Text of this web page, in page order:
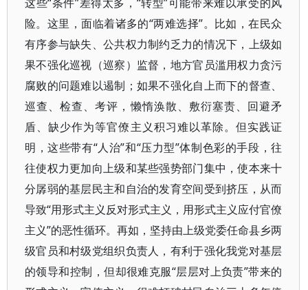
险。这里，面临着诸多的“两难选择”。比如，在民众
有序参与缺失、公共权力制约乏力的情况下，上级如
果不强化巡视（巡察）监督，地方官员滥用权力贪污
腐败的问题难以遏制；如果不强化自上而下的督查、
巡查、检查、考评，懒惰涣散、敷衍塞责、回避矛
盾、缺少作为等官僚主义积习难以革除。但实践证
明，这些带有“人治”和“压力型”体制色彩的手段，往
往使权力更加向上级和某些强势部门集中，使本来十
分孱弱的基层民主和自治的发育空间受到挤压，从而
导致“用形式主义反对形式主义，用形式主义应付官僚
主义”的恶性循环。再如，坚持由上级党委任命县乡两
级官员和村级党组织负责人，有利于强化我党对基层
的领导和控制，但却很难克服“层层对上负责”带来的